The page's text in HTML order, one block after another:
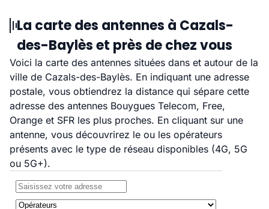
La carte des antennes à Cazals-
des-Baylès et près de chez vous
Voici la carte des antennes situées dans et autour de la
ville de Cazals-des-Baylès. En indiquant une adresse
postale, vous obtiendrez la distance qui sépare cette
adresse des antennes Bouygues Telecom, Free,
Orange et SFR les plus proches. En cliquant sur une
antenne, vous découvrirez le ou les opérateurs
présents avec le type de réseau disponibles (4G, 5G
ou 5G+).